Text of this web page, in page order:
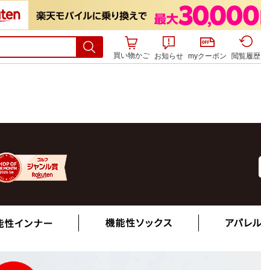
買い物かご お知らせ myクーポン 閲覧履歴